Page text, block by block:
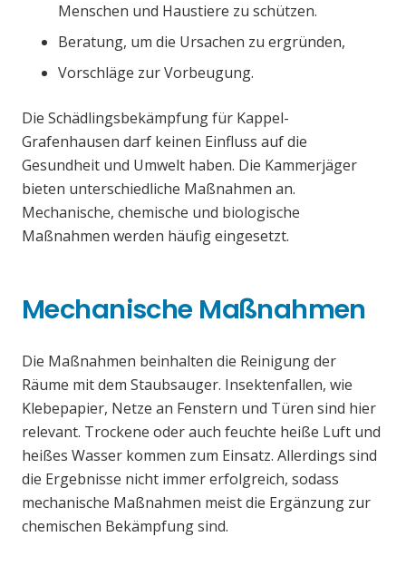
Menschen und Haustiere zu schützen.
Beratung, um die Ursachen zu ergründen,
Vorschläge zur Vorbeugung.
Die Schädlingsbekämpfung für Kappel-
Grafenhausen darf keinen Einfluss auf die
Gesundheit und Umwelt haben. Die Kammerjäger
bieten unterschiedliche Maßnahmen an.
Mechanische, chemische und biologische
Maßnahmen werden häufig eingesetzt.
Mechanische Maßnahmen
Die Maßnahmen beinhalten die Reinigung der
Räume mit dem Staubsauger. Insektenfallen, wie
Klebepapier, Netze an Fenstern und Türen sind hier
relevant. Trockene oder auch feuchte heiße Luft und
heißes Wasser kommen zum Einsatz. Allerdings sind
die Ergebnisse nicht immer erfolgreich, sodass
mechanische Maßnahmen meist die Ergänzung zur
chemischen Bekämpfung sind.